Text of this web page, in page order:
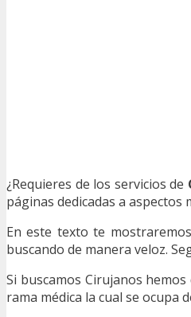
¿Requieres de los servicios de
páginas dedicadas a
En este texto te
buscando de manera veloz.
Si buscamos Cirujanos
rama médica la cual se ocupa